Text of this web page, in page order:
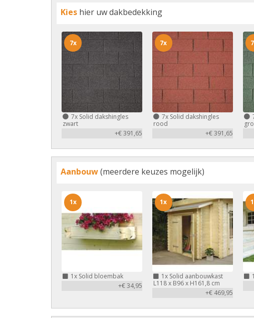
Kies hier uw dakbedekking
7x Solid dakshingles
zwart
+€ 391,65
7x
7xSolid dakshingles
rood
+€ 391,65
7x
Aanbouw(meerdere keuzes mogelijk)
1x Solid bloembak
+€ 34,95
1x
1xSolid aanbouwkast
L118 x B96 x H161,8 cm
+€ 469,95
1x